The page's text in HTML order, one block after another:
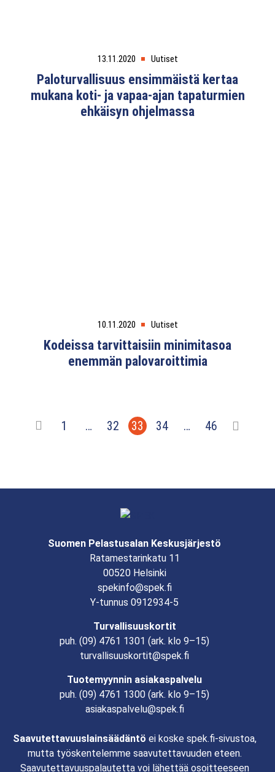
13.11.2020 Uutiset
Paloturvallisuus ensimmäistä kertaa
mukana koti- ja vapaa-ajan tapaturmien
ehkäisyn ohjelmassa
10.11.2020 Uutiset
Kodeissa tarvittaisiin minimitasoa
enemmän palovaroittimia
1 … 32 33 34 … 46
Suomen Pelastusalan Keskusjärjestö
Ratamestarinkatu 11
00520 Helsinki
spekinfo@spek.fi
Y-tunnus 0912934-5
Turvallisuuskortit
puh. (09) 4761 1301 (ark. klo 9–15)
turvallisuuskortit@spek.fi
Tuotemyynnin asiakaspalvelu
puh. (09) 4761 1300 (ark. klo 9–15)
asiakaspalvelu@spek.fi
Saavutettavuuslainsäädäntö ei koske spek.fi-sivustoa,
mutta työskentelemme saavutettavuuden eteen.
Saavutettavuuspalautetta voi lähettää osoitteeseen